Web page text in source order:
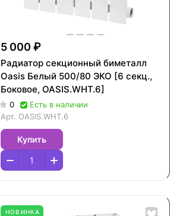
5 000 ₽
Радиатор секционный биметалл
Oasis Белый 500/80 ЭКО [6 секц.,
Боковое, OASIS.WHT.6]
0
Есть в наличии
Арт. OASIS.WHT.6
Купить
НОВИНКА